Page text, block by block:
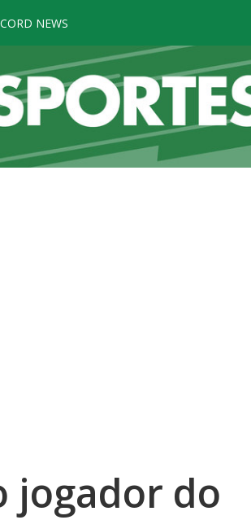
NEWS
jogador do